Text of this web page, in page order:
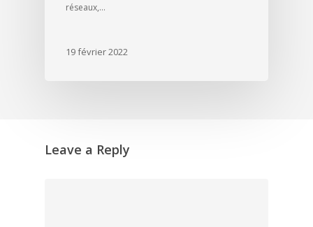
réseaux,…
19 février 2022
Leave a Reply